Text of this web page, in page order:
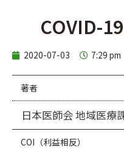
COVID-
2020-07-03 7:29 pm
著者
日本医師会 地域医療
COI（利益相反）